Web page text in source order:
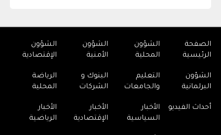
الصفحة
الرئيسية
الشؤون
المحلية
الشؤون
الأمنية
الشؤون
الإقتصادية
الشؤون
البرلمانية
التعليم
والجامعات
البنوك و
الشركات
الرياضة
المحلية
أحداث الفيديو
الأخبار
السياسية
الأخبار
الإقتصادية
الأخبار
الرياضية